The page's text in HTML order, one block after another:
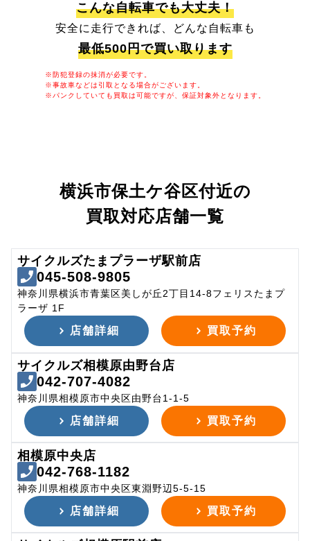
こんな自転車でも大丈夫！
安全に走行できれば、どんな自転車も
最低500円で買い取ります
※防犯登録の抹消が必要です。
※事故車などは引取となる場合がございます。
※パンクしていても買取は可能ですが、保証対象外となります。
横浜市保土ケ谷区付近の
買取対応店舗一覧
サイクルズたまプラーザ駅前店
045-508-9805
神奈川県横浜市青葉区美しが丘2丁目14-8フェリスたまプ
ラーザ 1F
店舗詳細 買取予約
サイクルズ相模原由野台店
042-707-4082
神奈川県相模原市中央区由野台1-1-5
店舗詳細 買取予約
相模原中央店
042-768-1182
神奈川県相模原市中央区東淵野辺5-5-15
店舗詳細 買取予約